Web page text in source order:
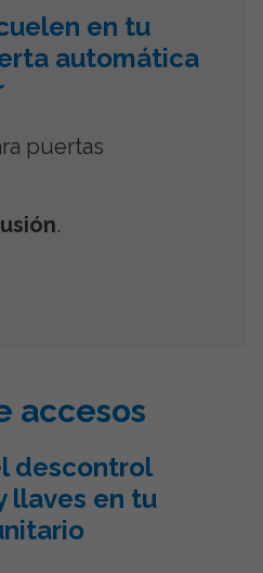
en tu
automática
puertas
.
accesos
descontrol
llaves en tu